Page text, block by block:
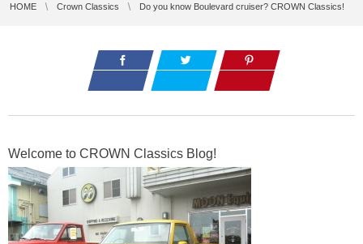
HOME Crown Classics Do you know Boulevard cruiser? CROWN Classics!
Welcome to CROWN Classics Blog!